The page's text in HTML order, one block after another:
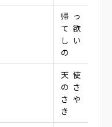
帰っ
て欲
しい
の
天使
のさ
さや
き